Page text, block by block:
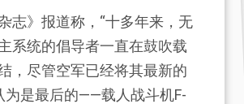
志》报道称，“十多年来，无
系统的倡导者一直在鼓吹载
，尽管空军已经将其最新的
是最后的——载人战斗机F-